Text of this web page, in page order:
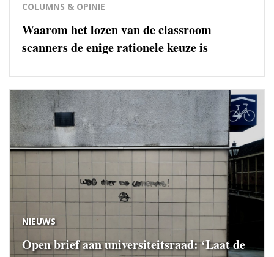
COLUMNS & OPINIE
Waarom het lozen van de classroom
scanners de enige rationele keuze is
NIEUWS
Open brief aan universiteitsraad: ‘Laat de